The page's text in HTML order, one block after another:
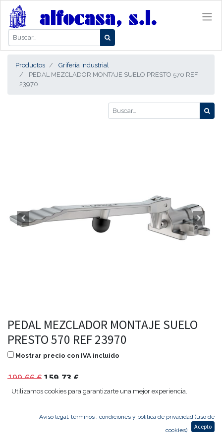
Productos
Grifería Industrial
PEDAL MEZCLADOR MONTAJE SUELO PRESTO 570 REF
23970
PEDAL MEZCLADOR MONTAJE SUELO
PRESTO 570 REF 23970
Mostrar precio con IVA incluido
199,66€ 159,73 €
Agregar al carrito
Utilizamos cookies para garantizarte una mejor experiencia.
Aviso legal, términos , condiciones y política de privacidad (uso de
cookies)
Acepto